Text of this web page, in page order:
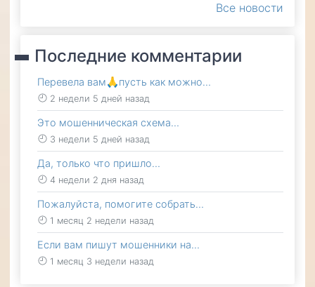
Все новости
Последние комментарии
Перевела вам🙏пусть как можно…
2 недели 5 дней назад
Это мошенническая схема…
3 недели 5 дней назад
Да, только что пришло…
4 недели 2 дня назад
Пожалуйста, помогите собрать…
1 месяц 2 недели назад
Если вам пишут мошенники на…
1 месяц 3 недели назад